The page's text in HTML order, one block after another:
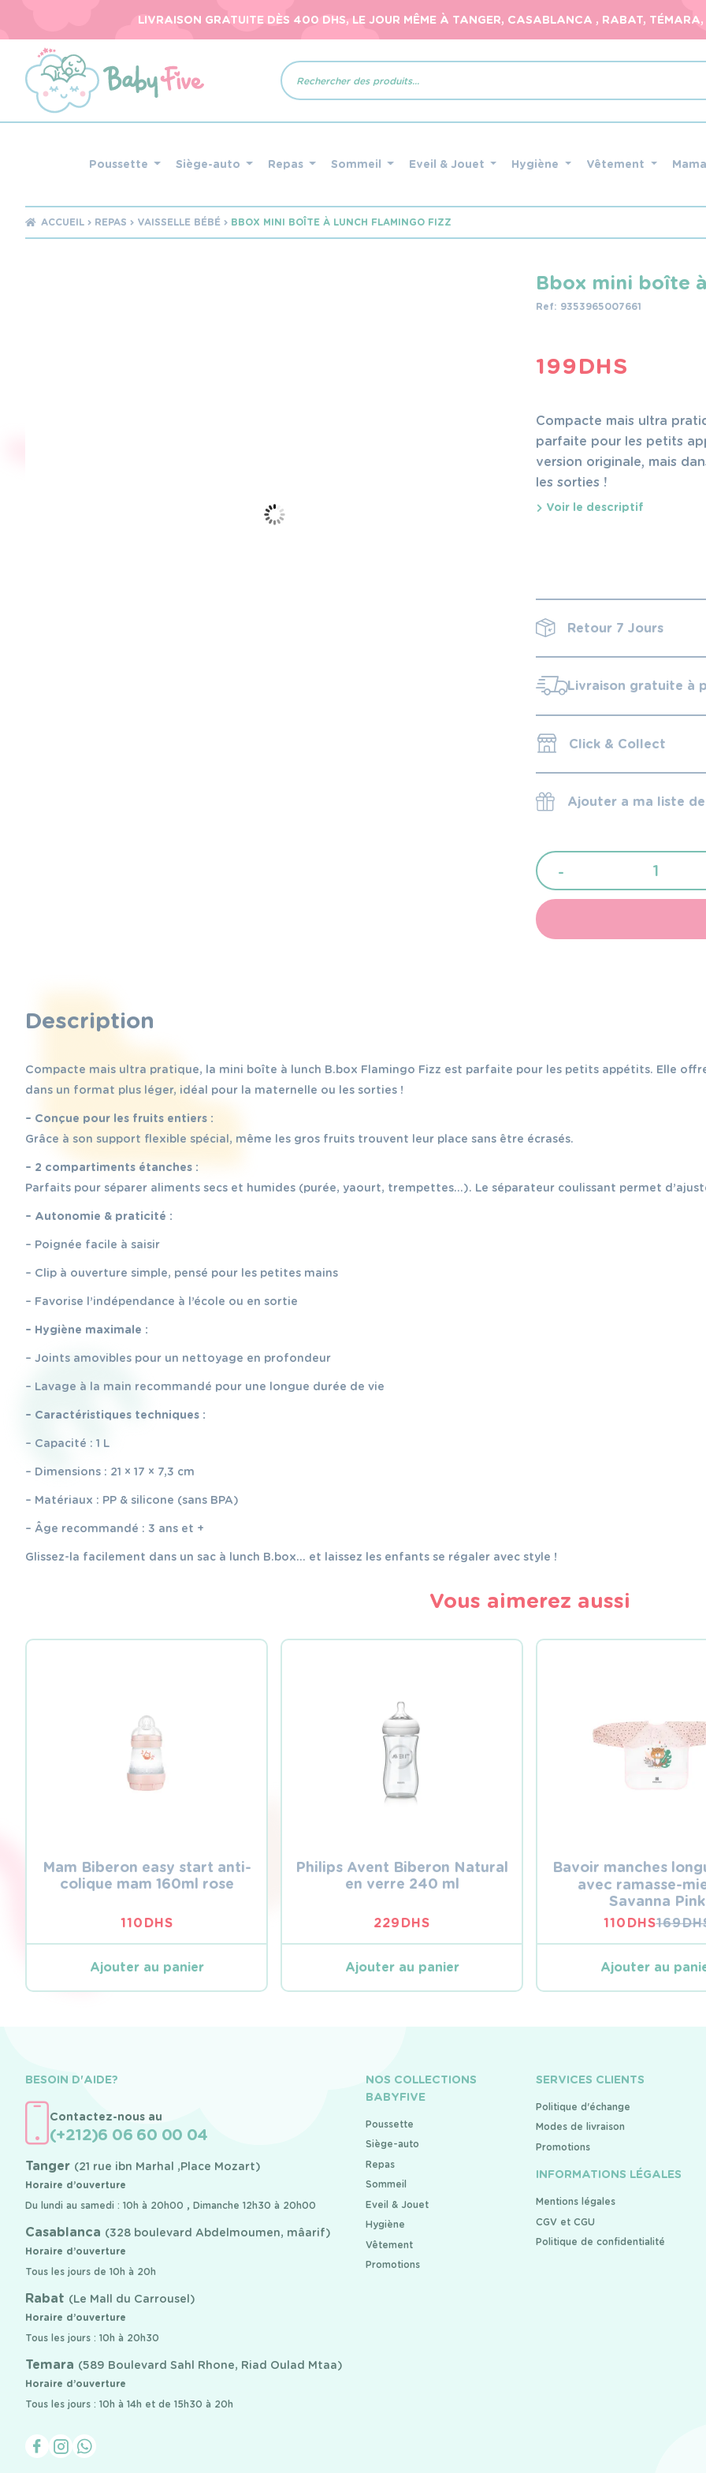
LIVRAISON GRATUITE DÈS 400 DHS, LE JOUR MÊME À TANGER, CASABLANCA , RABAT,
Recherche
de
produits
Poussette Siège-auto Repas Sommeil Eveil & Jouet Hygiène Vêtement
ACCUEIL REPAS VAISSELLE BÉBÉ BBOX MINI BOÎTE À LUNCH FLAMINGO FIZZ
Bbox mini boîte
Ref: 9353965007661
199DHS
Compacte mais ultra
parfaite pour les petits
version originale, mais
les sorties !
Voir le descriptif
Retour 7 Jours
Livraison gratuite à
Click & Collect
Ajouter a ma liste de
-
quantité
de
Bbox
mini
Description
Compacte mais ultra pratique, la mini boîte à lunch B.box Flamingo Fizz est parfaite pour les petits appétits. Elle
dans un format plus léger, idéal pour la maternelle ou les sorties !
– Conçue pour les fruits entiers :
Grâce à son support flexible spécial, même les gros fruits trouvent leur place sans être écrasés.
– 2 compartiments étanches :
Parfaits pour séparer aliments secs et humides (purée, yaourt, trempettes…). Le séparateur coulissant permet
– Autonomie & praticité :
– Poignée facile à saisir
– Clip à ouverture simple, pensé pour les petites mains
– Favorise l’indépendance à l’école ou en sortie
– Hygiène maximale :
– Joints amovibles pour un nettoyage en profondeur
– Lavage à la main recommandé pour une longue durée de vie
– Caractéristiques techniques :
– Capacité : 1 L
– Dimensions : 21 × 17 × 7,3 cm
– Matériaux : PP & silicone (sans BPA)
– Âge recommandé : 3 ans et +
Glissez-la facilement dans un sac à lunch B.box… et laissez les enfants se régaler avec style !
Vous aimerez aussi
Mam Biberon easy start anti-
colique mam 160ml rose
110 DHS
Ajouter au panier
Philips Avent Biberon Natural
en verre 240 ml
229 DHS
Ajouter au panier
Bavoir manches
avec ramasse-
Savanna Pink
169
LE
PRIX
ÉTAIT :
169
110 DHSLE
PRIX
EST :
110
Ajouter au
BESOIN D'AIDE?
Contactez-nous au
(+212)6 06 60 00 04
Tanger (21 rue ibn Marhal ,Place Mozart)
Horaire d’ouverture
Du lundi au samedi : 10h à 20h00 , Dimanche 12h30 à 20h00
Casablanca (328 boulevard Abdelmoumen, mâarif)
Horaire d’ouverture
Tous les jours de 10h à 20h
Rabat (Le Mall du Carrousel)
Horaire d’ouverture
Tous les jours : 10h à 20h30
Temara (589 Boulevard Sahl Rhone, Riad Oulad Mtaa)
Horaire d’ouverture
Tous les jours : 10h à 14h et de 15h30 à 20h
NOS COLLECTIONS
BABYFIVE
Poussette
Siège-auto
Repas
Sommeil
Eveil & Jouet
Hygiène
Vêtement
Promotions
SERVICES CLIENTS
Politique d'échange
Modes de livraison
Promotions
INFORMATIONS LÉGALES
Mentions légales
CGV et CGU
Politique de confidentialité